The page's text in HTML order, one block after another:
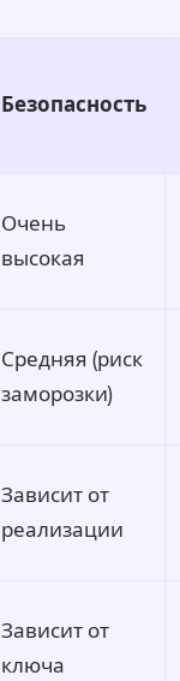
Безопасность
Очень
высокая
Средняя (риск
заморозки)
Зависит от
реализации
Зависит от
ключа